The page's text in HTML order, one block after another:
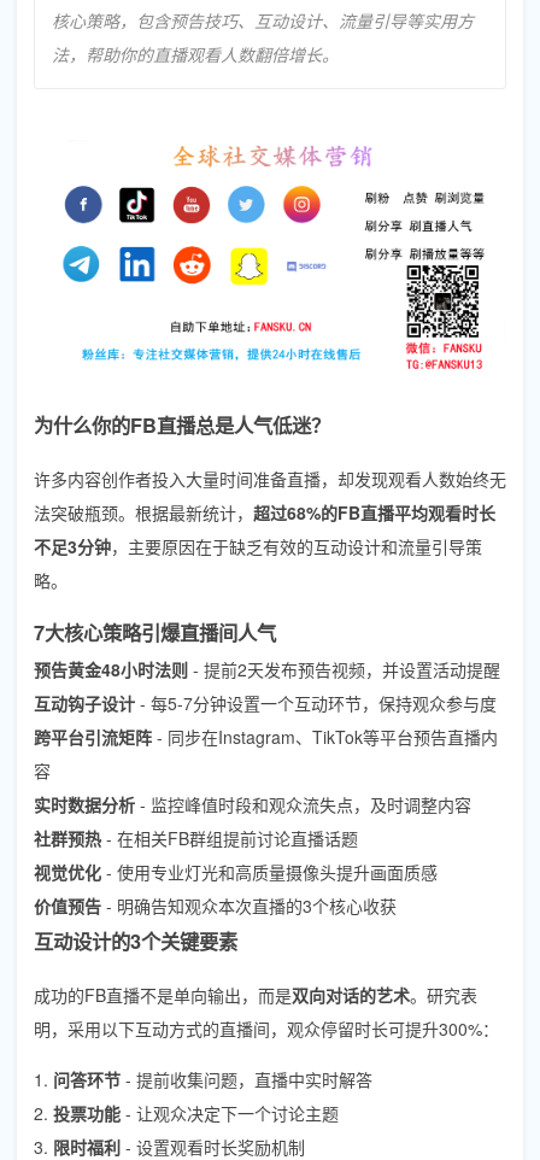
核心策略，包含预告技巧、互动设计、流量引导等实用方
法，帮助你的直播观看人数翻倍增长。
为什么你的FB直播总是人气低迷？
许多内容创作者投入大量时间准备直播，却发现观看人数始终无
法突破瓶颈。根据最新统计， 超过68%的FB直播平均观看时长
不足3分钟，主要原因在于缺乏有效的互动设计和流量引导策
略。
7大核心策略引爆直播间人气
预告黄金48小时法则 - 提前2天发布预告视频，并设置活动提醒
互动钩子设计 - 每5-7分钟设置一个互动环节，保持观众参与度
跨平台引流矩阵 - 同步在Instagram、TikTok等平台预告直播内
容
实时数据分析 - 监控峰值时段和观众流失点，及时调整内容
社群预热 - 在相关FB群组提前讨论直播话题
视觉优化 - 使用专业灯光和高质量摄像头提升画面质感
价值预告 - 明确告知观众本次直播的3个核心收获
互动设计的3个关键要素
成功的FB直播不是单向输出，而是双向对话的艺术。研究表
明，采用以下互动方式的直播间，观众停留时长可提升300%：
1. 问答环节 - 提前收集问题，直播中实时解答
2. 投票功能 - 让观众决定下一个讨论主题
3. 限时福利 - 设置观看时长奖励机制